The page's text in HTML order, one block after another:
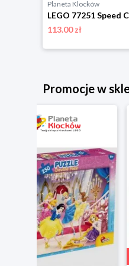
Planeta Klocków
113.00 zł
Promocje w
-10%